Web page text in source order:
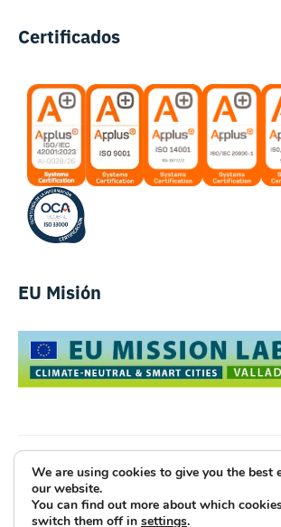
Certificados
EU Misión
Luce Innovative
Aviso Legal
Política de Privacidad
We are using cookies to give you the best
our website.
You can find out more about which
switch them off in settings.